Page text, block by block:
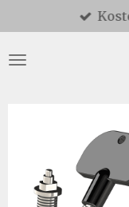
Hauptinhalt
springen